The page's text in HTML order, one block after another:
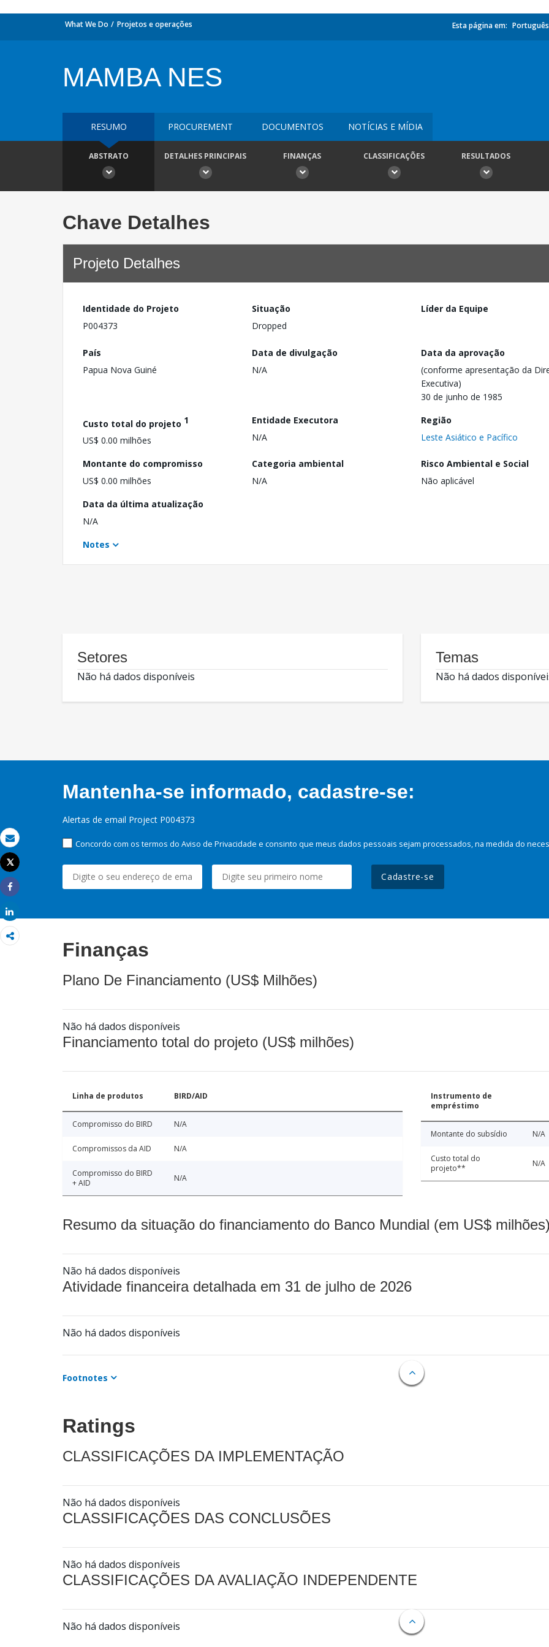
Email
Imprimir
Tweet
Share
What We Do Projetos e operações Esta página em: Português
MAMBA NES
RESUMO PROCUREMENT DOCUMENTOS NOTÍCIAS E MÍDIA
ABSTRATO DETALHES PRINCIPAIS FINANÇAS CLASSIFICAÇÕES RESULTADOS
Chave Detalhes
Projeto Detalhes
Identidade do Projeto
P004373
Situação
Dropped
Líder da Equipe
País
Papua Nova Guiné
Data de divulgação
N/A
Data da aprovação
(conforme apresentação da
Executiva)
30 de junho de 1985
Custo total do projeto 1
US$ 0.00 milhões
Entidade Executora
N/A
Região
Leste Asiático e Pacífico
Montante do compromisso
US$ 0.00 milhões
Categoria ambiental
N/A
Risco Ambiental e Social
Não aplicável
Data da última atualização
N/A
Notes
Setores
Não há dados disponíveis
Temas
Não há dados
Mantenha-se informado, cadastre-se:
Alertas de email Project P004373
Concordo com os termos do Aviso de Privacidade e consinto que meus dados pessoais sejam processados, na medida do
Cadastre-se
Finanças
Plano De Financiamento (US$ Milhões)
Não há dados disponíveis
Financiamento total do projeto (US$ milhões)
Linha de produtos BIRD/AID
Compromisso do BIRD N/A
Compromissos da AID N/A
Compromisso do BIRD
+ AID
N/A
Instrumento de
empréstimo
Montante do subsídio N/A
Custo total do
projeto**
N/A
Resumo da situação do financiamento do Banco Mundial (em US$
Não há dados disponíveis
Atividade financeira detalhada em 31 de julho de 2026
Não há dados disponíveis
Footnotes
Ratings
CLASSIFICAÇÕES DA IMPLEMENTAÇÃO
Não há dados disponíveis
CLASSIFICAÇÕES DAS CONCLUSÕES
Não há dados disponíveis
CLASSIFICAÇÕES DA AVALIAÇÃO INDEPENDENTE
Não há dados disponíveis